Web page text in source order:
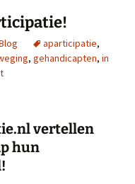
aparticipatie,
, gehandicapten, in
vertellen
hun